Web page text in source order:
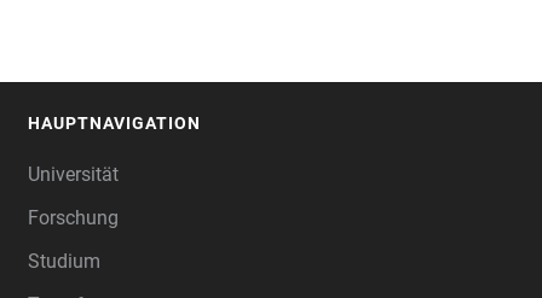
HAUPTNAVIGATION
Universität
Forschung
Studium